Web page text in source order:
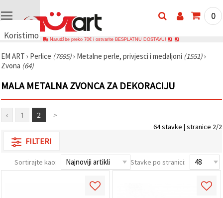
Koristimo
🍪
Koristimo
slične
tehnologije
kako bismo
osigurali
ispravno
funkcioniranje
stranice,
poboljšali
korisničko
iskustvo i,
0
Narudžbe preko 70€ i ostvarite BESPLATNU DOSTAVU!
EM ART › Perlice (7695)› Metalne perle, privjesci i medaljoni (1551)›
Zvona (64)
MALA METALNA ZVONCA ZA DEKORACIJU
‹ 1 2 >
64 stavke | stranice 2/2
FILTERI
Sortirajte kao: Stavke po stranici: